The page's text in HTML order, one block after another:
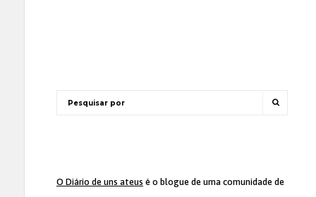
O Diário de uns ateus é o blogue de uma comunidade de